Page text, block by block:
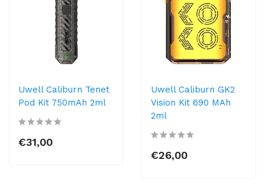
Uwell Caliburn Tenet
Pod Kit 750mAh 2ml
€31,00
Uwell Caliburn GK2
Vision Kit 690 MAh
2ml
€26,00